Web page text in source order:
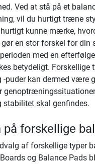
Ved at stå på et
vil du hurtigt træne
kunne mærke,
en stor forskel for din
med en
betydeligt. Forskellige
puder kan dermed være
stabilitet skal genfindes.
på forskellige
af forskellige typer
og Balance Pads